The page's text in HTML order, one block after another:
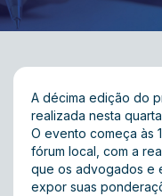
A décima edição do
realizada nesta
O evento começa às
fórum local, com a
que os advogados e
expor suas